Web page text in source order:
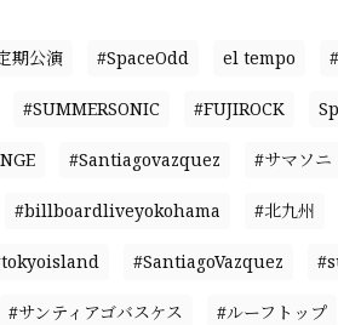
期公演 #SpaceOdd el tempo
#SUMMERSONIC #FUJIROCK
#Santiagovazquez #サマソニ
#billboardliveyokohama #北九州
#SantiagoVazquez
#サンティアゴバスケス #ルーフトップ